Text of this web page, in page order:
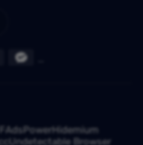
AdsPowerHidemium
Undetectable Browser